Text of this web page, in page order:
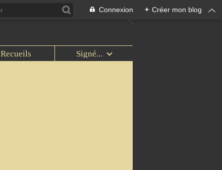
Connexion + Créer mon blog
Recueils Signé...